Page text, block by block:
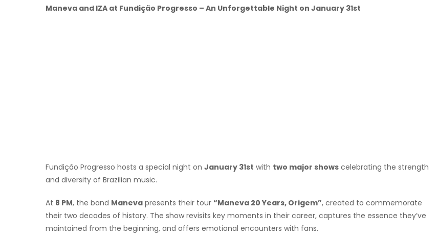
Maneva and IZA at Fundição Progresso – An Unforgettable Night on January 31st
Fundição Progresso hosts a special night on January 31st with two major shows celebrating the strength
and diversity of Brazilian music.
At 8 PM, the band Maneva presents their tour “Maneva 20 Years, Origem”, created to commemorate
their two decades of history. The show revisits key moments in their career, captures the essence they’ve
maintained from the beginning, and offers emotional encounters with fans.